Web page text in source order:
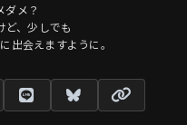
ダメ？
ど、少しでも
出会えますように。